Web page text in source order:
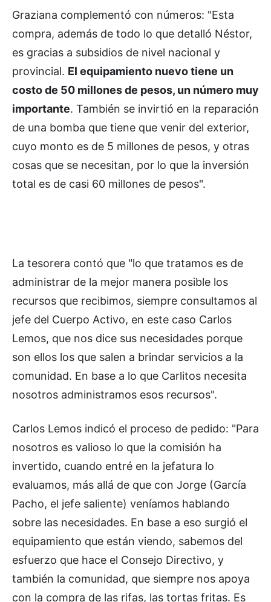
Graziana complementó con números: "Esta
compra, además de todo lo que detalló Néstor,
es gracias a subsidios de nivel nacional y
provincial. El equipamiento nuevo tiene un
costo de 50 millones de pesos, un número muy
importante. También se invirtió en la reparación
de una bomba que tiene que venir del exterior,
cuyo monto es de 5 millones de pesos, y otras
cosas que se necesitan, por lo que la inversión
total es de casi 60 millones de pesos".
La tesorera contó que "lo que tratamos es de
administrar de la mejor manera posible los
recursos que recibimos, siempre consultamos al
jefe del Cuerpo Activo, en este caso Carlos
Lemos, que nos dice sus necesidades porque
son ellos los que salen a brindar servicios a la
comunidad. En base a lo que Carlitos necesita
nosotros administramos esos recursos".
Carlos Lemos indicó el proceso de pedido: "Para
nosotros es valioso lo que la comisión ha
invertido, cuando entré en la jefatura lo
evaluamos, más allá de que con Jorge (García
Pacho, el jefe saliente) veníamos hablando
sobre las necesidades. En base a eso surgió el
equipamiento que están viendo, sabemos del
esfuerzo que hace el Consejo Directivo, y
también la comunidad, que siempre nos apoya
con la compra de las rifas, las tortas fritas. Es